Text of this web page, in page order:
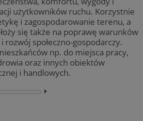
użytkowników ruchu. Korzystnie
i zagospodarowanie terenu, a
się także na poprawę warunków
rozwój społeczno-gospodarczy.
np. do miejsca pracy,
oraz innych obiektów
i handlowych.
⏵︎